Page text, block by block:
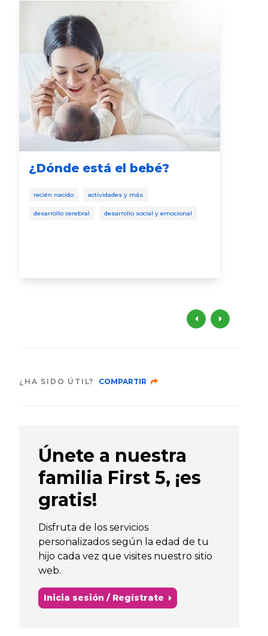
¿Dónde está el bebé?
recién nacido actividades y más
desarrollo cerebral desarrollo social y emocional
¿HA SIDO ÚTIL? COMPARTIR
Únete a nuestra
familia First 5, ¡es
gratis!
Disfruta de los servicios
personalizados según la edad de tu
hijo cada vez que visites nuestro sitio
web.
Inicia sesión / Regístrate